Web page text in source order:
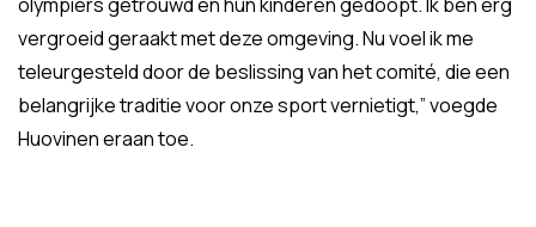
vergroeid geraakt met deze omgeving. Nu voel ik me
teleurgesteld door de beslissing van het comité, die een
belangrijke traditie voor onze sport vernietigt,” voegde
Huovinen eraan toe.